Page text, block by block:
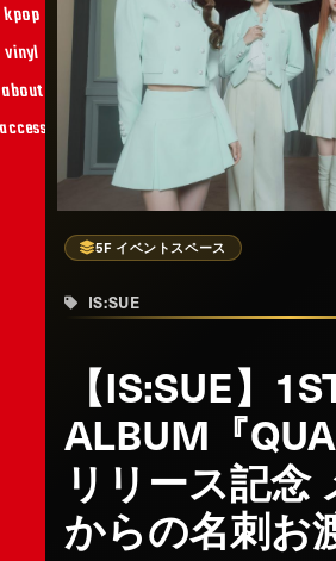
kpop
vinyl
about
5F イベントスペース
IS:SUE
【IS:SUE】
ALBUM『
リリース記念
からの名刺お